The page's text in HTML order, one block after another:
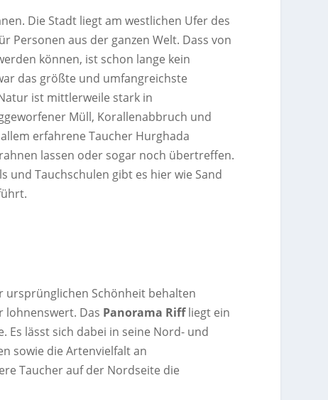
Die Stadt liegt am westlichen Ufer des
Personen aus der ganzen Welt. Dass von
können, ist schon lange kein
das größte und umfangreichste
ist mittlerweile stark in
Müll, Korallenabbruch und
erfahrene Taucher Hurghada
lassen oder sogar noch übertreffen.
und Tauchschulen gibt es hier wie Sand
ursprünglichen Schönheit behalten
lohnenswert. Das Panorama Riffliegt ein
lässt sich dabei in seine Nord- und
sowie die Artenvielfalt an
Taucher auf der Nordseite die